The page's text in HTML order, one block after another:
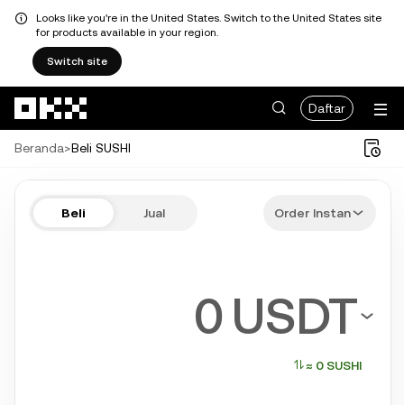
Looks like you're in the United States. Switch to the United States site
for products available in your region.
Switch site
Daftar
Beranda>Beli SUSHI
Beli Jual Order Instan
USDT
≈ 0 SUSHI